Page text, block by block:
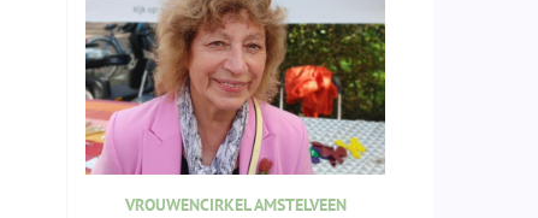
VROUWENCIRKEL AMSTELVEEN